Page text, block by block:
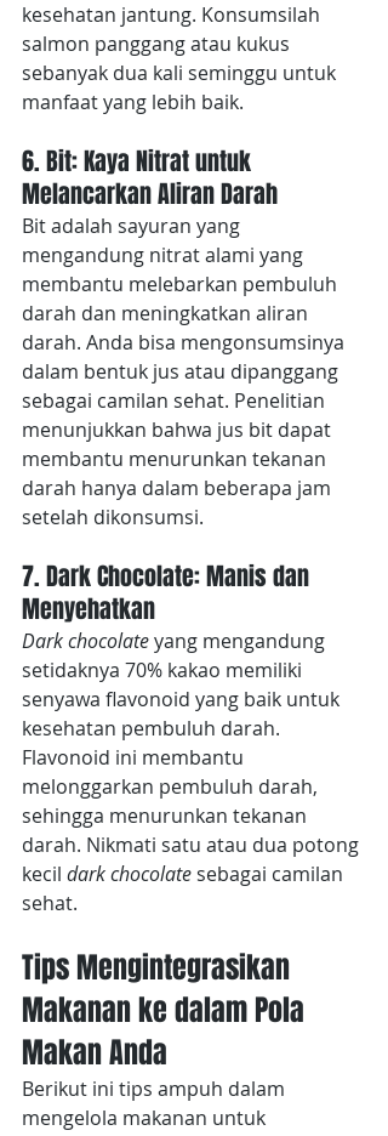
kesehatan jantung. Konsumsilah
salmon panggang atau kukus
sebanyak dua kali seminggu untuk
manfaat yang lebih baik.
6. Bit: Kaya Nitrat untuk
Melancarkan Aliran Darah
Bit adalah sayuran yang
mengandung nitrat alami yang
membantu melebarkan pembuluh
darah dan meningkatkan aliran
darah. Anda bisa mengonsumsinya
dalam bentuk jus atau dipanggang
sebagai camilan sehat. Penelitian
menunjukkan bahwa jus bit dapat
membantu menurunkan tekanan
darah hanya dalam beberapa jam
setelah dikonsumsi.
7. Dark Chocolate: Manis dan
Menyehatkan
Dark chocolate yang mengandung
setidaknya 70% kakao memiliki
senyawa flavonoid yang baik untuk
kesehatan pembuluh darah.
Flavonoid ini membantu
melonggarkan pembuluh darah,
sehingga menurunkan tekanan
darah. Nikmati satu atau dua potong
kecil dark chocolate sebagai camilan
sehat.
Tips Mengintegrasikan
Makanan ke dalam Pola
Makan Anda
Berikut ini tips ampuh dalam
mengelola makanan untuk